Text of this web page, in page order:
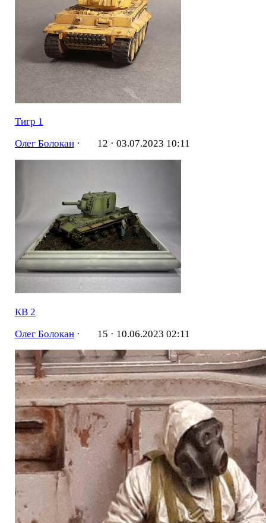
Тигр 1
Олег Болокан· 12 · 03.07.2023 10:11
КВ 2
Олег Болокан· 15 · 10.06.2023 02:11